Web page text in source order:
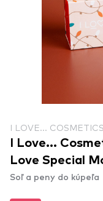
I LOVE... COSMETICS
I Love...
Love Special
Soľ a peny do kúpeľa